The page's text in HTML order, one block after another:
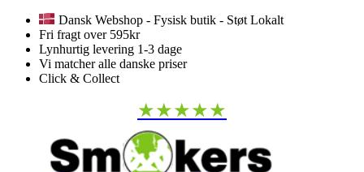
Dansk Webshop - Fysisk butik - Støt Lokalt
Fri fragt over 595kr
Lynhurtig levering 1-3 dage
Vi matcher alle danske priser
Click & Collect
★★★★★